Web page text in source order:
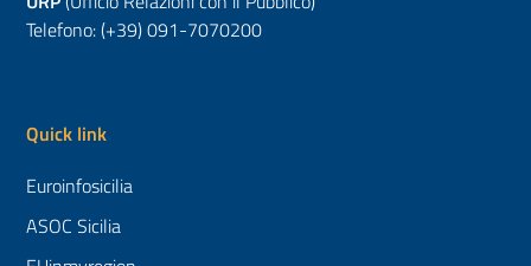
Telefono: (+39) 091-7070200
Quick link
Euroinfosicilia
ASOC Sicilia